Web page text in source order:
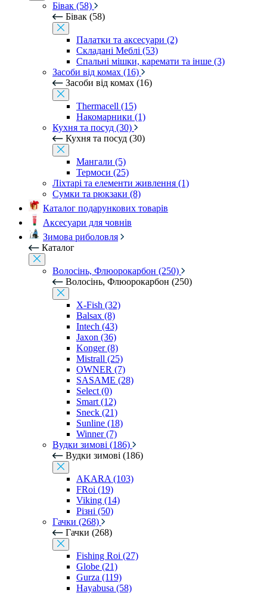
Бівак (58)
Бівак (58)
Палатки та аксесуари (2)
Складані Меблі (53)
Спальні мішки, каремати та інше (3)
Засоби від комах (16)
Засоби від комах (16)
Thermacell (15)
Накомарники (1)
Кухня та посуд (30)
Кухня та посуд (30)
Мангали (5)
Термоси (25)
Ліхтарі та елементи живлення (1)
Сумки та рюкзаки (8)
Каталог подарункових товарів
Аксесуари для човнів
Зимова риболовля
Каталог
Волосінь, Флюорокарбон (250)
Волосінь, Флюорокарбон (250)
X-Fish (32)
Balsax (8)
Intech (43)
Jaxon (36)
Konger (8)
Mistrall (25)
OWNER (7)
SASAME (28)
Select (0)
Smart (12)
Sneck (21)
Sunline (18)
Winner (7)
Вудки зимові (186)
Вудки зимові (186)
AKARA (103)
FRoi (19)
Viking (14)
Різні (50)
Гачки (268)
Гачки (268)
Fishing Roi (27)
Globe (21)
Gurza (119)
Hayabusa (58)